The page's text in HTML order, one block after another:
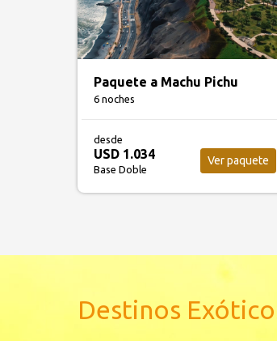
Paquete a Machu Pichu
6 noches
desde
USD 1.034
Base Doble
Ver paquete
Destinos